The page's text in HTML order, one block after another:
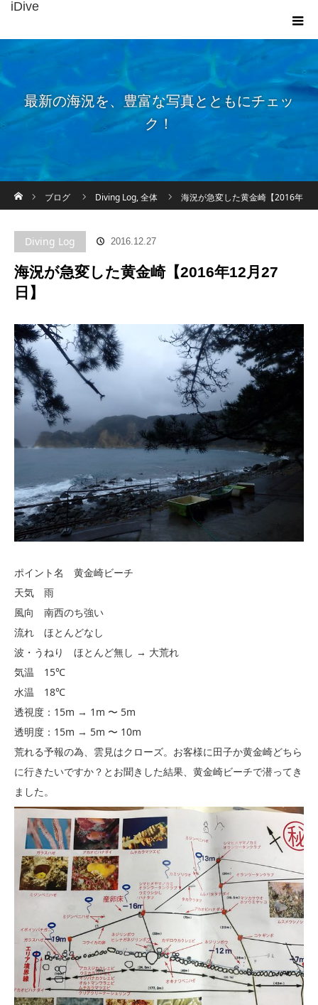
iDive
最新の海況を、豊富な写真とともにチェッ
ク！
ブログ
Diving Log,全体 海況が急変した黄金崎【2016年
Diving Log 2016.12.27
海況が急変した黄金崎【2016年12月27
日】
ポイント名 黄金崎ビーチ
天気 雨
風向 南西のち強い
流れ ほとんどなし
波・うねり ほとんど無し → 大荒れ
気温 15℃
水温 18℃
透視度：15m → 1m 〜 5m
透明度：15m → 5m 〜 10m
荒れる予報の為、雲見はクローズ。お客様に田子か黄金崎どちら
に行きたいですか？とお聞きした結果、黄金崎ビーチで潜ってき
ました。